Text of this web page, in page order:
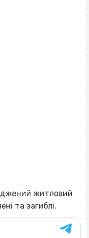
житловий
та загиблі.